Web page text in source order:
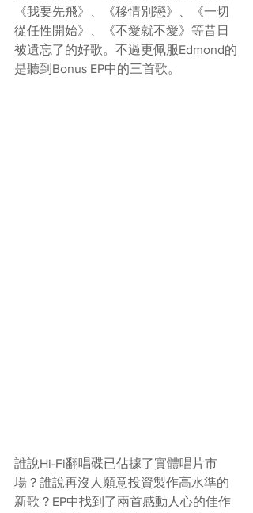
《我要先飛》、《移情別戀》、《一切
從任性開始》、《不愛就不愛》等昔日
被遺忘了的好歌。不過更佩服Edmond的
是聽到Bonus EP中的三首歌。
誰說Hi-Fi翻唱碟已佔據了實體唱片市
場？誰說再沒人願意投資製作高水準的
新歌？EP中找到了兩首感動人心的佳作